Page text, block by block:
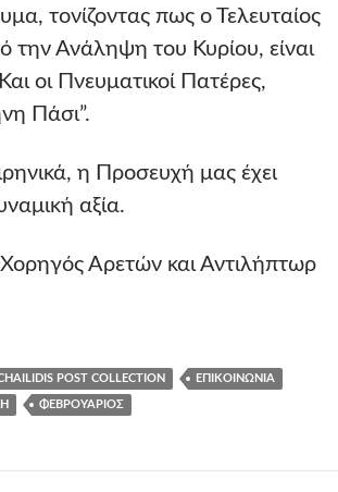
τονίζοντας πως ο Τελευταίος
την Ανάληψη του Κυρίου, είναι
οι Πνευματικοί Πατέρες,
Πάσι”.
η Προσευχή μας έχει
αξία.
Αρετών και Αντιλήπτωρ
POST COLLECTION ΕΠΙΚΟΙΝΩΝΊΑ
ΦΕΒΡΟΥΆΡΙΟΣ